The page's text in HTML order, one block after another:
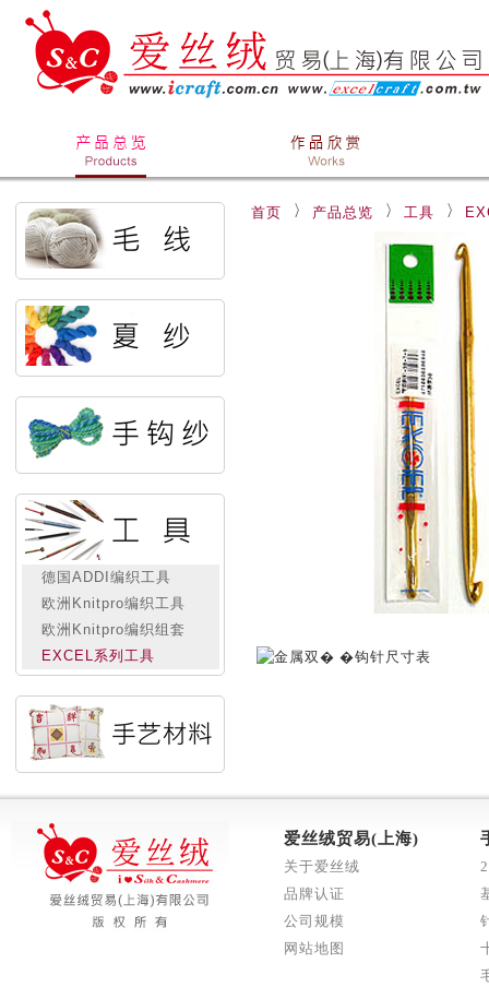
德国ADDI编织工具
欧洲Knitpro编织工具
欧洲Knitpro编织组套
EXCEL系列工具
首页 产品总览 工具
爱丝绒贸易(上海)
关于爱丝绒
品牌认证
公司规模
网站地图